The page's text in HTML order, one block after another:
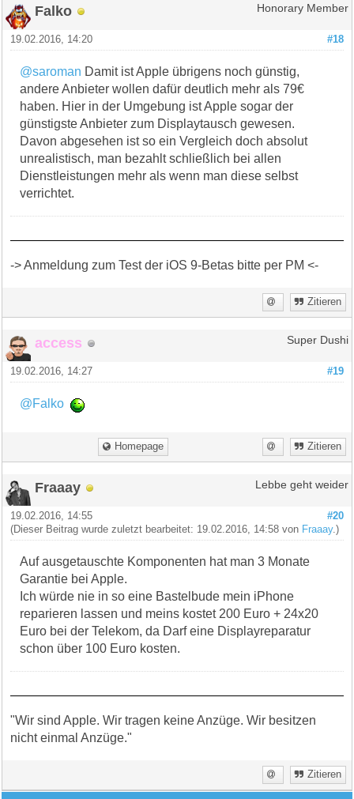
Falko Honorary Member
#18
19.02.2016, 14:20
@saroman Damit ist Apple übrigens noch günstig,
andere Anbieter wollen dafür deutlich mehr als 79€
haben. Hier in der Umgebung ist Apple sogar der
günstigste Anbieter zum Displaytausch gewesen.
Davon abgesehen ist so ein Vergleich doch absolut
unrealistisch, man bezahlt schließlich bei allen
Dienstleistungen mehr als wenn man diese selbst
verrichtet.
-> Anmeldung zum Test der iOS 9-Betas bitte per PM <-
Zitieren
access Super Dushi
#19
19.02.2016, 14:27
@Falko
Homepage Zitieren
Fraaay Lebbe geht weider
#20
19.02.2016, 14:55
(Dieser Beitrag wurde zuletzt bearbeitet: 19.02.2016, 14:58 von Fraaay.)
Auf ausgetauschte Komponenten hat man 3 Monate
Garantie bei Apple.
Ich würde nie in so eine Bastelbude mein iPhone
reparieren lassen und meins kostet 200 Euro + 24x20
Euro bei der Telekom, da Darf eine Displayreparatur
schon über 100 Euro kosten.
"Wir sind Apple. Wir tragen keine Anzüge. Wir besitzen
nicht einmal Anzüge."
Zitieren